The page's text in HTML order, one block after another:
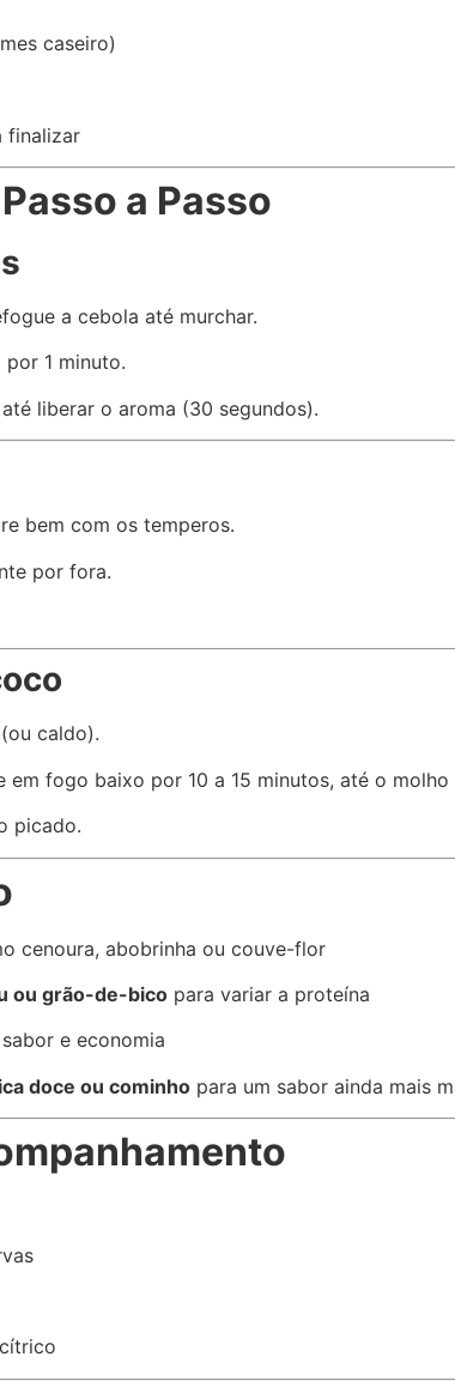
caseiro)
finalizar
a Passo
a cebola até murchar.
1 minuto.
liberar o aroma (30 segundos).
bem com os temperos.
por fora.
caldo).
em fogo baixo por 10 a 15 minutos, até o molho
picado.
cenoura, abobrinha ou couve-flor
ou grão-de-bico para variar a proteína
e economia
doce ou cominho para um sabor ainda mais